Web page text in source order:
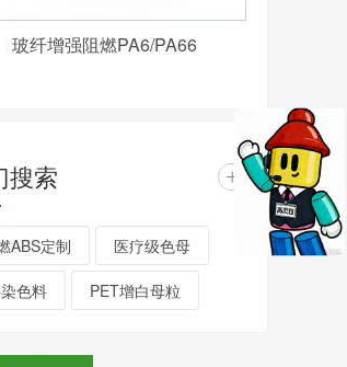
玻纤增强阻燃PA6/PA66
搜索 +
ABS定制 医疗级色母
色料 PET增白母粒